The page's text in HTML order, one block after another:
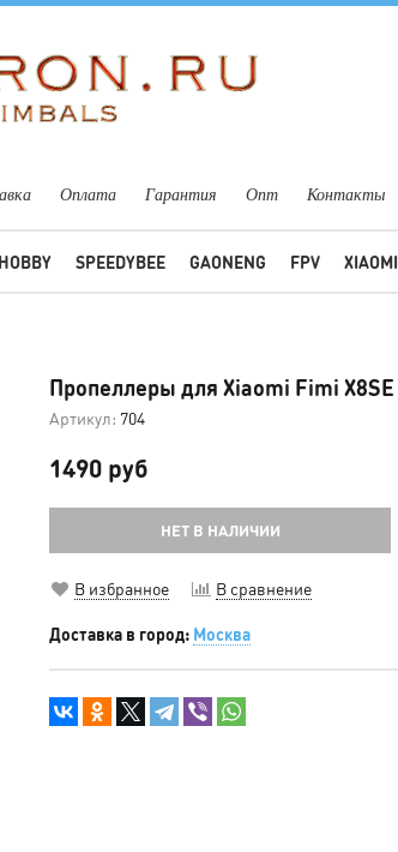
Оплата Гарантия Опт Контакты
SPEEDYBEE GAONENG FPV XIAOMI
Пропеллеры для Xiaomi Fimi X8SE
Артикул: 704
1490 руб
НЕТ В НАЛИЧИИ
В избранное В сравнение
Доставка в город: Москва